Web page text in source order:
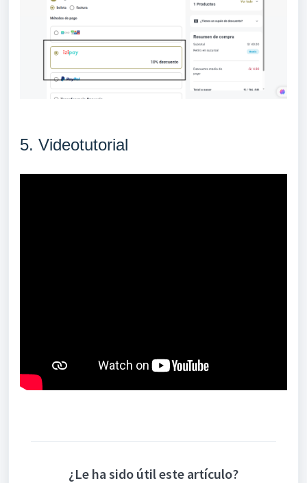
5. Videotutorial
¿Le ha sido útil este artículo?